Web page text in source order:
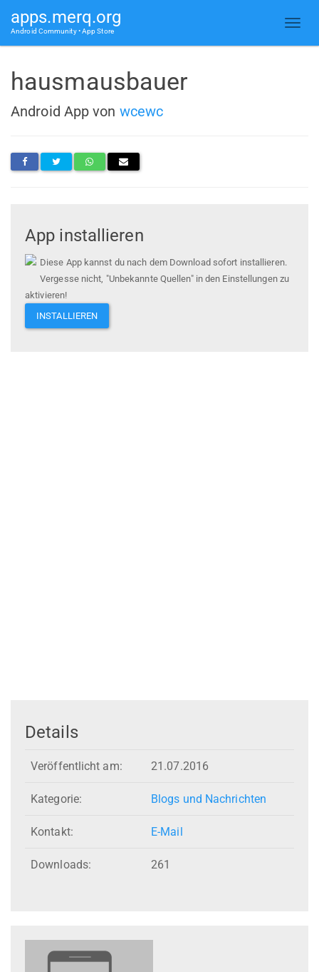
apps.merq.org
Android Community • App Store
hausmausbauer
Android App von wcewc
App installieren
Diese App kannst du nach dem Download sofort installieren.
Vergesse nicht, "Unbekannte Quellen" in den Einstellungen zu
aktivieren!
INSTALLIEREN
Details
Veröffentlicht am: 21.07.2016
Kategorie: Blogs und Nachrichten
Kontakt: E-Mail
Downloads: 261